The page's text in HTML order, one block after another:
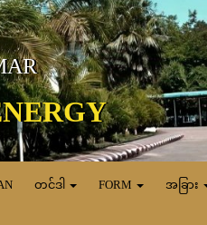
တင်ဒါ FORM အခြား